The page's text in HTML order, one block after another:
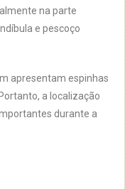
na parte
e pescoço
apresentam espinhas
a localização
durante a